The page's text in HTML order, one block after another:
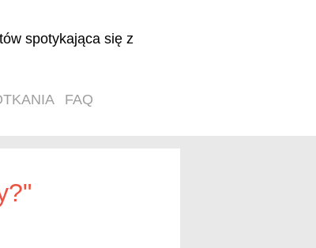
spotykająca się z
FAQ